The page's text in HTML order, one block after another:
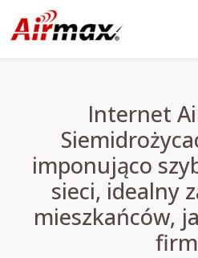
Internet
imponująco
sieci, idealny
mieszkańców,